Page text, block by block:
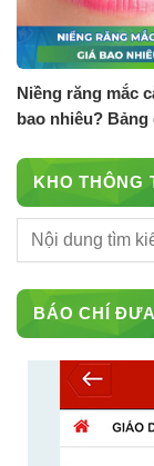
Niềng răng mắc
bao nhiêu? Bảng
KHO THÔNG
BÁO CHÍ